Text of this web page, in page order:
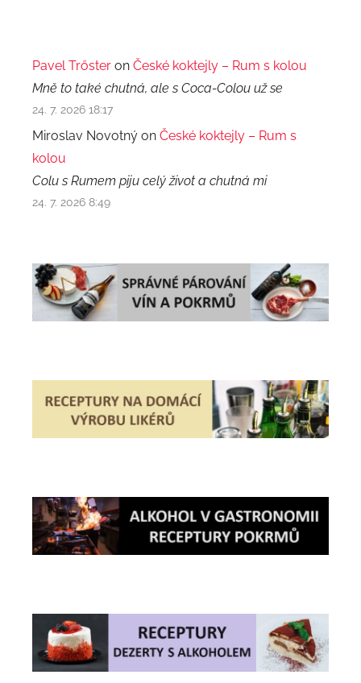
Pavel Trőster on České koktejly – Rum s kolou
Mně to také chutná, ale s Coca-Colou už se
24. 7. 2026 18:17
Miroslav Novotný on České koktejly – Rum s
kolou
Colu s Rumem piju celý život a chutná mi
24. 7. 2026 8:49